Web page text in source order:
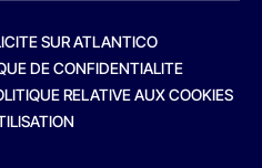
SUR ATLANTICO
DE CONFIDENTIALITE
RELATIVE AUX COOKIES